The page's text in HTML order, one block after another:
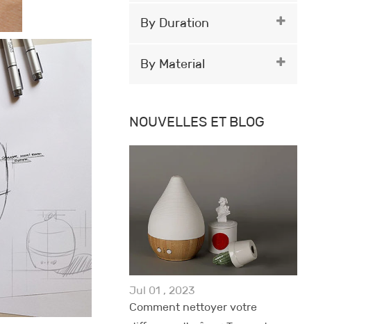
By Duration
By Material
NOUVELLES ET BLOG
Jul 01 , 2023
Comment nettoyer votre